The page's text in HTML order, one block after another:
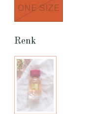
ONE SIZE
Renk